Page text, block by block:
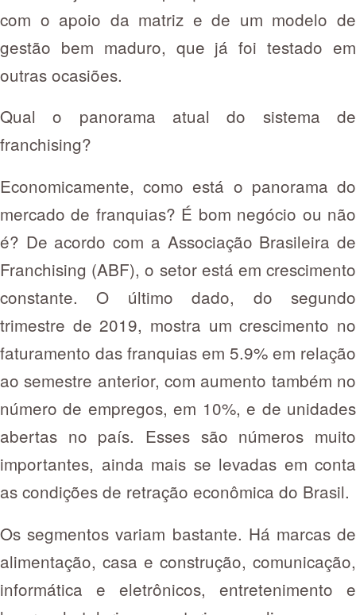
com o apoio da matriz e de um modelo de
gestão bem maduro, que já foi testado em
outras ocasiões.
Qual o panorama atual do sistema de
franchising?
Economicamente, como está o panorama do
mercado de franquias? É bom negócio ou não
é? De acordo com a Associação Brasileira de
Franchising (ABF), o setor está em crescimento
constante. O último dado, do segundo
trimestre de 2019, mostra um crescimento no
faturamento das franquias em 5.9% em relação
ao semestre anterior, com aumento também no
número de empregos, em 10%, e de unidades
abertas no país. Esses são números muito
importantes, ainda mais se levadas em conta
as condições de retração econômica do Brasil.
Os segmentos variam bastante. Há marcas de
alimentação, casa e construção, comunicação,
informática e eletrônicos, entretenimento e